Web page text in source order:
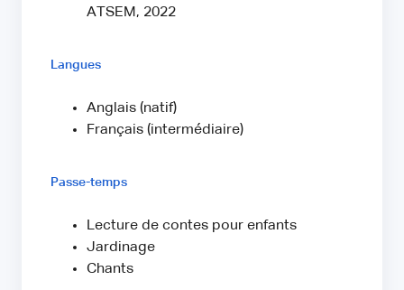
ATSEM, 2022
Langues
Anglais (natif)
Français (intermédiaire)
Passe-temps
Lecture de contes pour enfants
Jardinage
Chants